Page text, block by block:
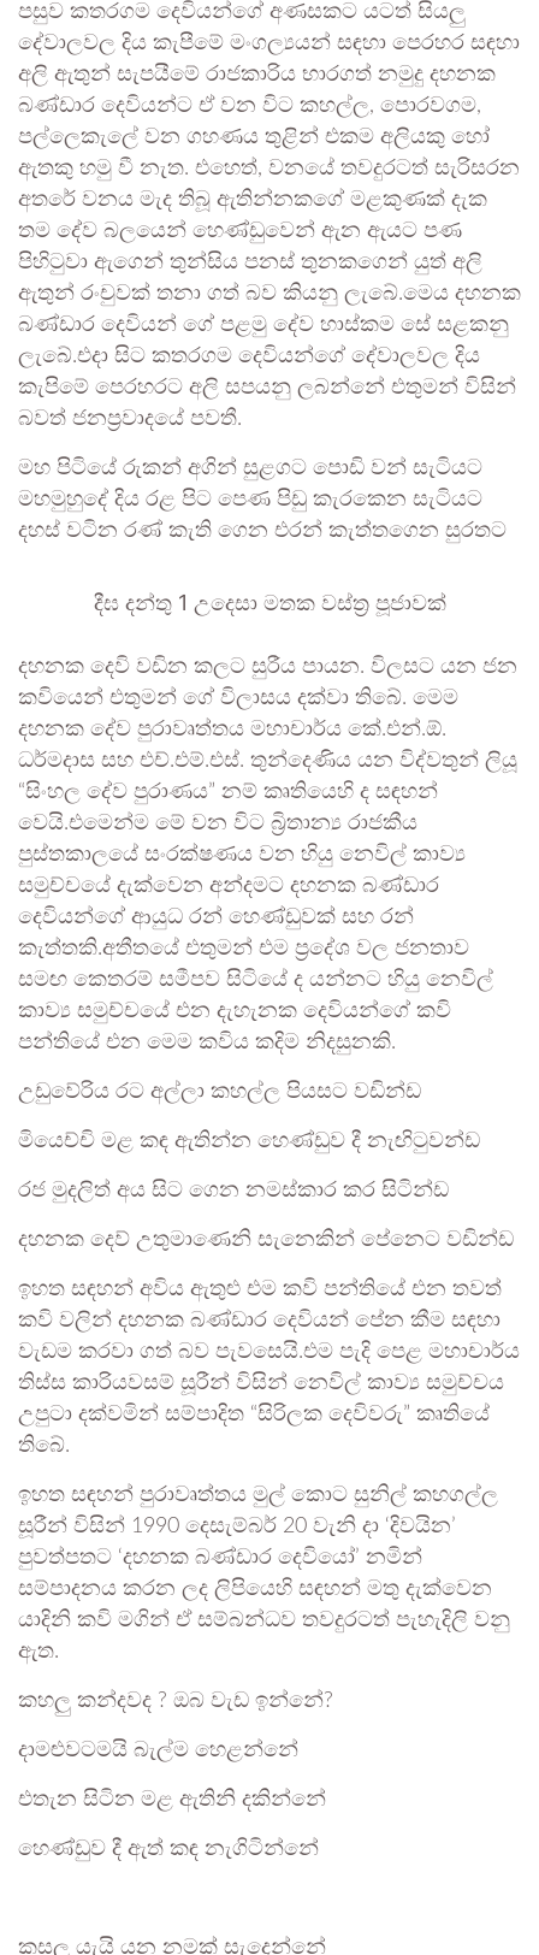
පසුව කතරගම දෙවියන්ගේ අණසකට යටත් සියලු
දේවාලවල දිය කැපීමේ මංගල්‍යයන් සඳහා පෙරහර සඳහා
අලි ඇතුන් සැපයීමේ රාජකාරිය භාරගත් නමුදු දහනක
බණ්ඩාර දෙවියන්ට ඒ වන විට කහල්ල, පොරවගම,
පල්ලෙකැලේ වන ගහණය තුළින් එකම අලියකු හෝ
ඇතකු හමු වී නැත. එහෙත්, වනයේ තවදුරටත් සැරිසරන
අතරේ වනය මැද තිබූ ඇතින්නකගේ මළකුණක් දැක
තම දේව බලයෙන් හෙණ්ඩුවෙන් ඇන ඇයට පණ
පිහිටුවා ඇගෙන් තුන්සිය පනස් තුනකගෙන් යුත් අලි
ඇතුන් රංචුවක් තනා ගත් බව කියනු ලැබේ.මෙය දහනක
බණ්ඩාර දෙවියන් ගේ පළමු දේව හාස්කම සේ සළකනු
ලැබේ.එදා සිට කතරගම දෙවියන්ගේ දේවාලවල දිය
කැපිමේ පෙරහරට අලි සපයනු ලබන්නේ එතුමන් විසින්
බවත් ජනප්‍රවාදයේ පවතී.
මහ පිටියේ රුකන් අගින් සුළගට පොඩි වන් සැටියට
මහමුහුදේ දිය රළ පිට පෙණ පිඩු කැරකෙන සැටියට
දහස් වටින රණ් කැති ගෙන එරන් කැත්තගෙන සුරතට
දීඝ දන්තු 1 උදෙසා මතක වස්ත්‍ර පූජාවක්
දහනක දෙවි වඩින කලට සුරීය පායන. විලසට යන ජන
කවියෙන් එතුමන් ගේ විලාසය දක්වා තිබේ. මෙම
දහනක දේව පුරාවෘත්තය මහාචාර්ය කේ.එන්.ඕ.
ධර්මදාස සහ එච්.එම්.එස්. තුන්දෙණිය යන විද්වතුන් ලියූ
“සිංහල දේව පුරාණය” නම් කෘතියෙහි ද සඳහන්
වෙයි.එමෙන්ම මේ වන විට බ්‍රිතාන්‍ය රාජකීය
පුස්තකාලයේ සංරක්ෂණය වන හියු නෙවිල් කාව්‍ය
සමුච්චයේ දැක්වෙන අන්දමට දහනක බණ්ඩාර
දෙවියන්ගේ ආයුධ රන් හෙණ්ඩුවක් සහ රන්
කැත්තකි.අතීතයේ එතුමන් එම ප්‍රදේශ වල ජනතාව
සමඟ කෙතරම් සමීපව සිටියේ ද යන්නට හියු නෙවිල්
කාව්‍ය සමුච්චයේ එන දැහැනක දෙවියන්ගේ කවි
පන්තියේ එන මෙම කවිය කදිම නිදසුනකි.
උඩුවේරිය රට අල්ලා කහල්ල පියසට වඩින්ඩ
මියෙච්චි මළ කඳ ඇතින්න හෙණ්ඩුව දී නැඟිටුවන්ඩ
රජ මුදලිත් අය සිට ගෙන නමස්කාර කර සිටින්ඩ
දහනක දෙව් උතුමාණෙනි සැනෙකින් පේනෙට වඩින්ඩ
ඉහත සඳහන් අවිය ඇතුළු එම කවි පන්තියේ එන තවත්
කවි වලින් දහනක බණ්ඩාර දෙවියන් පේන කීම සඳහා
වැඩම කරවා ගත් බව පැවසෙයි.එම පැදි පෙළ මහාචාර්ය
තිස්ස කාරියවසම් සූරීන් විසින් නෙවිල් කාව්‍ය සමුච්චය
උපුටා දක්වමින් සම්පාදිත “සිරිලක දෙවිවරු” කෘතියේ
තිබේ.
ඉහත සඳහන් පුරාවෘත්තය මුල් කොට සුනිල් කහගල්ල
සූරීන් විසින් 1990 දෙසැම්බර් 20 වැනි දා ‘දිවයින’
පුවත්පතට ‘දහනක බණ්ඩාර දෙවියෝ’ නමින්
සම්පාදනය කරන ලද ලිපියෙහි සඳහන් මතු දැක්වෙන
යාදිනි කවි මගින් ඒ සම්බන්ධව තවදුරටත් පැහැදිලි වනු
ඇත.
කහලු කන්දවද ? ඔබ වැඩ ඉන්නේ?
දාමළුවටමයි බැල්ම හෙළන්නේ
එතැන සිටින මළ ඇතිනි දකින්නේ
හෙණ්ඩුව දී ඇත් කඳ නැගිටින්නේ
කසලු යැයි යන නමක් සැදෙන්නේ